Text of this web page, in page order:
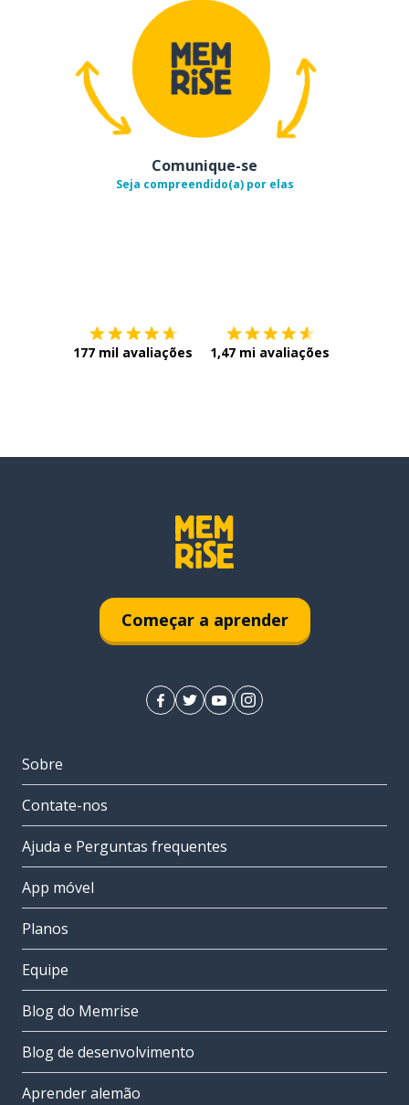
Comunique-se
Seja compreendido(a) por elas
177 mil avaliações 1,47 mi avaliações
Começar a aprender
Sobre
Contate-nos
Ajuda e Perguntas frequentes
App móvel
Planos
Equipe
Blog do Memrise
Blog de desenvolvimento
Aprender alemão